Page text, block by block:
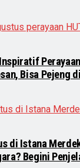
Bisa Pejeng
di Istana
Begini